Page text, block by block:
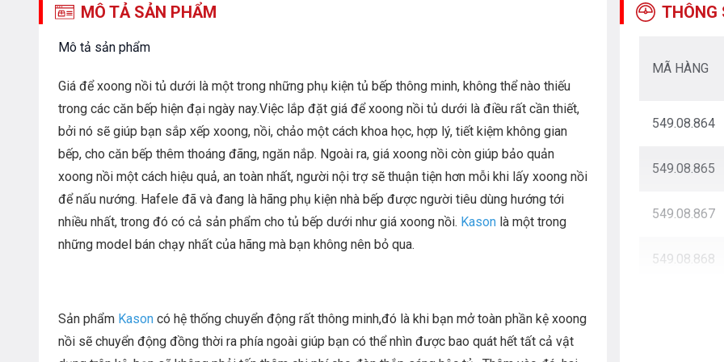
MÔ TẢ SẢN PHẨM
Mô tả sản phẩm
Giá để xoong nồi tủ dưới là một trong những phụ kiện tủ bếp thông minh, không thể nào thiếu
trong các căn bếp hiện đại ngày nay.Việc lắp đặt giá để xoong nồi tủ dưới là điều rất cần thiết,
bởi nó sẽ giúp bạn sắp xếp xoong, nồi, chảo một cách khoa học, hợp lý, tiết kiệm không gian
bếp, cho căn bếp thêm thoáng đãng, ngăn nắp. Ngoài ra, giá xoong nồi còn giúp bảo quản
xoong nồi một cách hiệu quả, an toàn nhất, người nội trợ sẽ thuận tiện hơn mỗi khi lấy xoong nồi
để nấu nướng. Hafele đã và đang là hãng phụ kiện nhà bếp được người tiêu dùng hướng tới
nhiều nhất, trong đó có cả sản phẩm cho tủ bếp dưới như giá xoong nồi. Kason là một trong
những model bán chạy nhất của hãng mà bạn không nên bỏ qua.
Sản phẩm Kason có hệ thống chuyển động rất thông minh,đó là khi bạn mở toàn phần kệ xoong
nồi sẽ chuyển động đồng thời ra phía ngoài giúp bạn có thể nhìn được bao quát hết tất cả vật
THÔNG
MÃ HÀNG
549.08.864
549.08.865
549.08.867
549.08.868